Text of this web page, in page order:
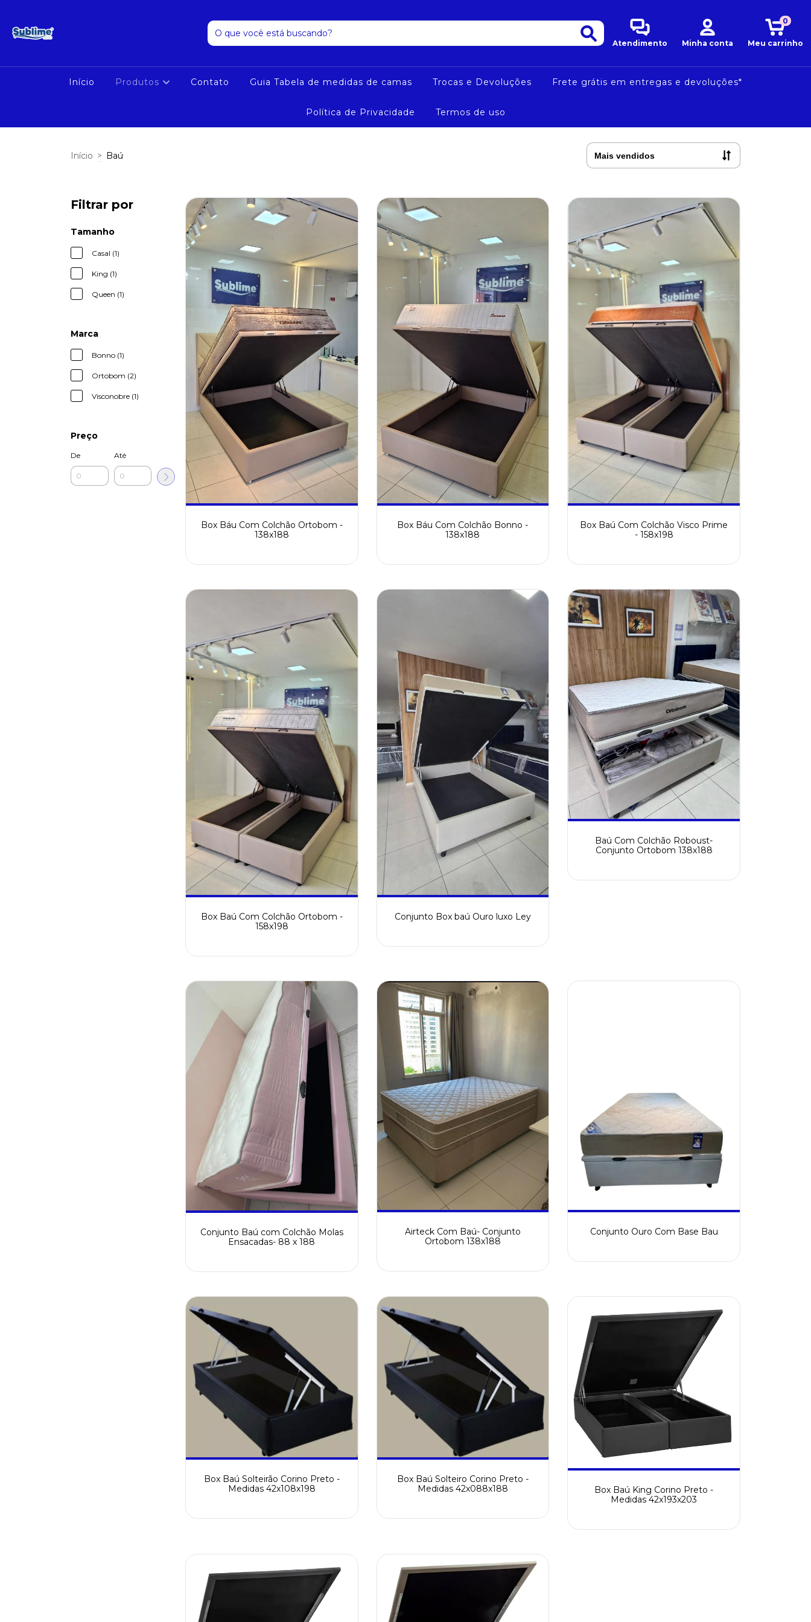
Atendimento Minha conta Meu carrinho
0
Início Produtos Contato Guia Tabela de medidas de camas Trocas e Devoluções Frete grátis em entregas e devoluções*
Política de Privacidade Termos de uso
Início > Baú
Filtrar por
Tamanho
Casal (1)
King (1)
Queen (1)
Marca
Bonno (1)
Ortobom (2)
Visconobre (1)
Preço
De Até
Box Báu Com Colchão Ortobom -
138x188
Box Báu Com Colchão Bonno -
138x188
Box Baú Com Colchão Visco Prime
- 158x198
Box Baú Com Colchão Ortobom -
158x198
Conjunto Box baú Ouro luxo Ley
Baú Com Colchão Roboust-
Conjunto Ortobom 138x188
Conjunto Baú com Colchão Molas
Ensacadas- 88 x 188
Airteck Com Baú- Conjunto
Ortobom 138x188
Conjunto Ouro Com Base Bau
Box Baú Solteirão Corino Preto -
Medidas 42x108x198
Box Baú Solteiro Corino Preto -
Medidas 42x088x188
Box Baú King Corino Preto -
Medidas 42x193x203